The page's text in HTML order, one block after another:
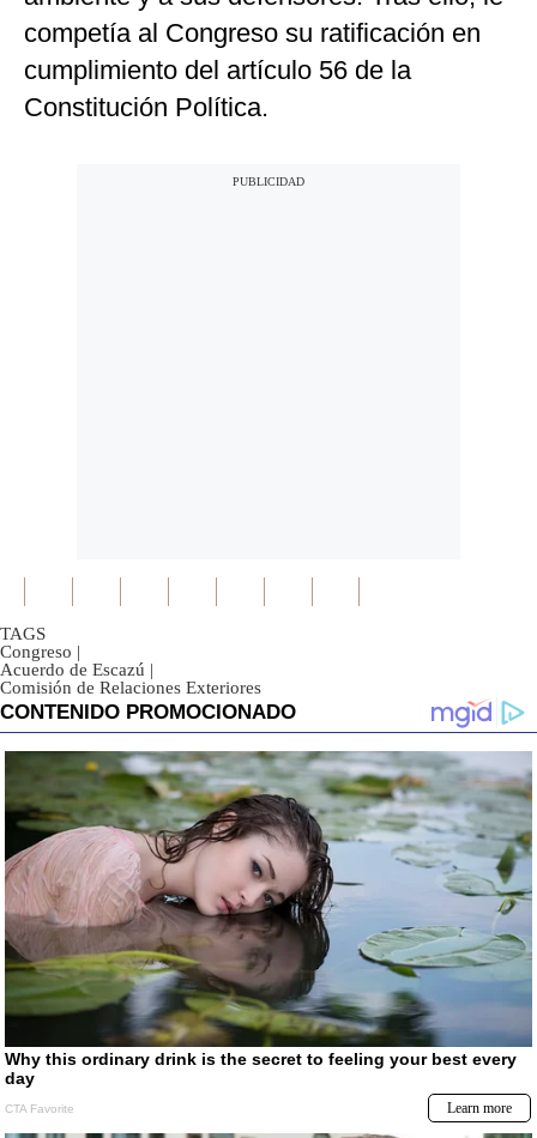
competía al Congreso su ratificación en
cumplimiento del artículo 56 de la
Constitución Política.
TAGS
Congreso |
Acuerdo de Escazú |
Comisión de Relaciones Exteriores